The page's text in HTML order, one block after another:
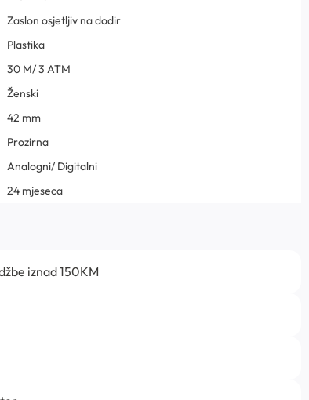
Zaslon osjetljiv na dodir
Plastika
30 M/ 3 ATM
Ženski
42 mm
Prozirna
Analogni/ Digitalni
24 mjeseca
iznad 150KM